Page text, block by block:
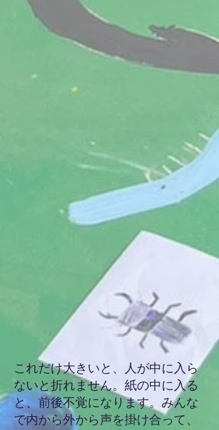
​これだけ大きいと、人が中に入ら
ないと折れません。紙の中に入る
と、前後不覚になります。みんな
で内から外から声を掛け合って、